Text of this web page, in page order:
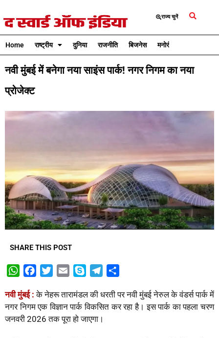
राज्य चुनें
Home राष्ट्रीय दुनिया राजनीति बिजनेस मनोरंजन
नवी मुंबई में बनेगा नया साइंस पार्क! नगर निगम का नया
प्रोजेक्ट
SHARE THIS POST
W
a
t
s
c
e
b
i
t
t
a
i
l
y
p
e
l
e
a
r
नवी मुंबई : के नेहरू तारामंडल की धरती पर नवी मुंबई नेरुल के वंडर्स पार्क में
नगर निगम एक विज्ञान पार्क विकसित कर रहा है। इस पार्क का पहला चरण
जनवरी 2026 तक पूरा हो जाएगा।